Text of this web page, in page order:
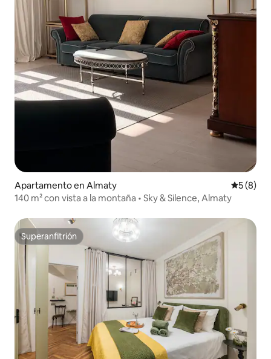
Apartamento en Almaty
5 (8)
140 m² con vista a la montaña • Sky & Silence, Almaty
Superanfitrión
Superanfitrión